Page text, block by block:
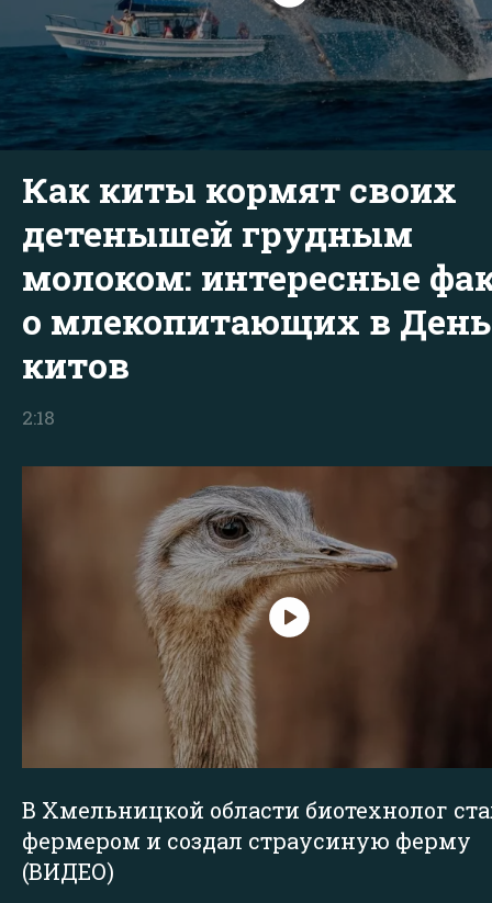
Как киты кормят своих
детенышей грудным
молоком: интересные
о млекопитающих в День
китов
2:18
В Хмельницкой области биотехнолог
фермером и создал страусиную ферму
(ВИДЕО)